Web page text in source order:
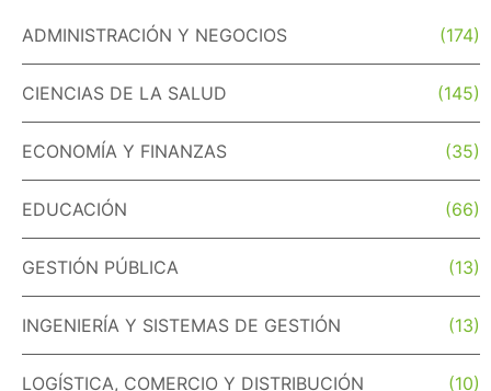
ADMINISTRACIÓN Y NEGOCIOS (174)
CIENCIAS DE LA SALUD (145)
ECONOMÍA Y FINANZAS (35)
EDUCACIÓN (66)
GESTIÓN PÚBLICA (13)
INGENIERÍA Y SISTEMAS DE GESTIÓN (13)
LOGÍSTICA, COMERCIO Y DISTRIBUCIÓN (10)